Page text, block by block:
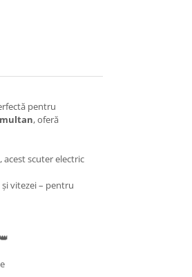
pentru
, oferă
, acest scuter electric
vitezei – pentru